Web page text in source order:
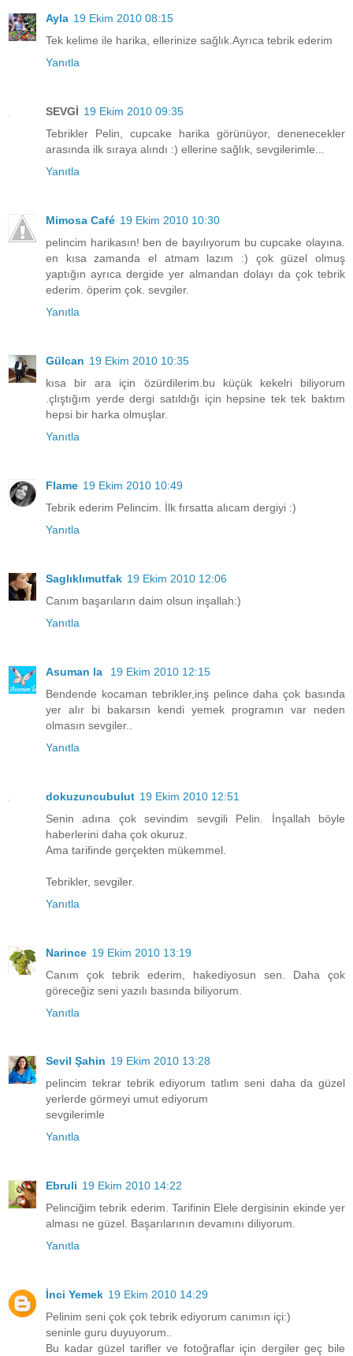
Ayla 19 Ekim 2010 08:15
Tek kelime ile harika, ellerinize sağlık.Ayrıca tebrik ederim
Yanıtla
SEVGİ 19 Ekim 2010 09:35
Tebrikler Pelin, cupcake harika görünüyor, denenecekler
arasında ilk sıraya alındı :) ellerine sağlık, sevgilerimle...
Yanıtla
Mimosa Café 19 Ekim 2010 10:30
pelincim harikasın! ben de bayılıyorum bu cupcake olayına.
en kısa zamanda el atmam lazım :) çok güzel olmuş
yaptığın ayrıca dergide yer almandan dolayı da çok tebrik
ederim. öperim çok. sevgiler.
Yanıtla
Gülcan 19 Ekim 2010 10:35
kısa bir ara için özürdilerim.bu küçük kekelri biliyorum
.çlıştığım yerde dergi satıldığı için hepsine tek tek baktım
hepsi bir harka olmuşlar.
Yanıtla
Flame 19 Ekim 2010 10:49
Tebrik ederim Pelincim. İlk fırsatta alıcam dergiyi :)
Yanıtla
Saglıklımutfak 19 Ekim 2010 12:06
Canım başarıların daim olsun inşallah:)
Yanıtla
Asuman la
19 Ekim 2010 12:15
Bendende kocaman tebrikler,inş pelince daha çok basında
yer alır bi bakarsın kendi yemek programın var neden
olmasın sevgiler..
Yanıtla
dokuzuncubulut 19 Ekim 2010 12:51
Senin adına çok sevindim sevgili Pelin. İnşallah böyle
haberlerini daha çok okuruz.
Ama tarifinde gerçekten mükemmel.
Tebrikler, sevgiler.
Yanıtla
Narince 19 Ekim 2010 13:19
Canım çok tebrik ederim, hakediyosun sen. Daha çok
göreceğiz seni yazılı basında biliyorum.
Yanıtla
Sevil Şahin 19 Ekim 2010 13:28
pelincim tekrar tebrik ediyorum tatlım seni daha da güzel
yerlerde görmeyi umut ediyorum
sevgilerimle
Yanıtla
Ebruli 19 Ekim 2010 14:22
Pelinciğim tebrik ederim. Tarifinin Elele dergisinin ekinde yer
alması ne güzel. Başarılarının devamını diliyorum.
Yanıtla
İnci Yemek 19 Ekim 2010 14:29
Pelinim seni çok çok tebrik ediyorum canımın içi:)
seninle guru duyuyorum..
Bu kadar güzel tarifler ve fotoğraflar için dergiler geç bile